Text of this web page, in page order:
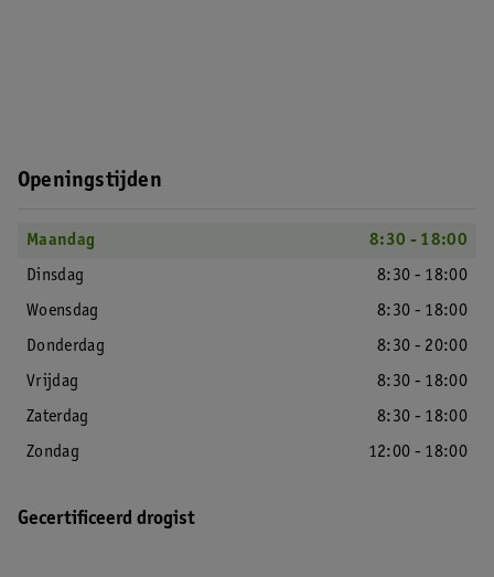
Openingstijden
Maandag
8:30 - 18:00
Dinsdag
8:30 - 18:00
Woensdag
8:30 - 18:00
Donderdag
8:30 - 20:00
Vrijdag
8:30 - 18:00
Zaterdag
8:30 - 18:00
Zondag
12:00 - 18:00
Gecertificeerd drogist